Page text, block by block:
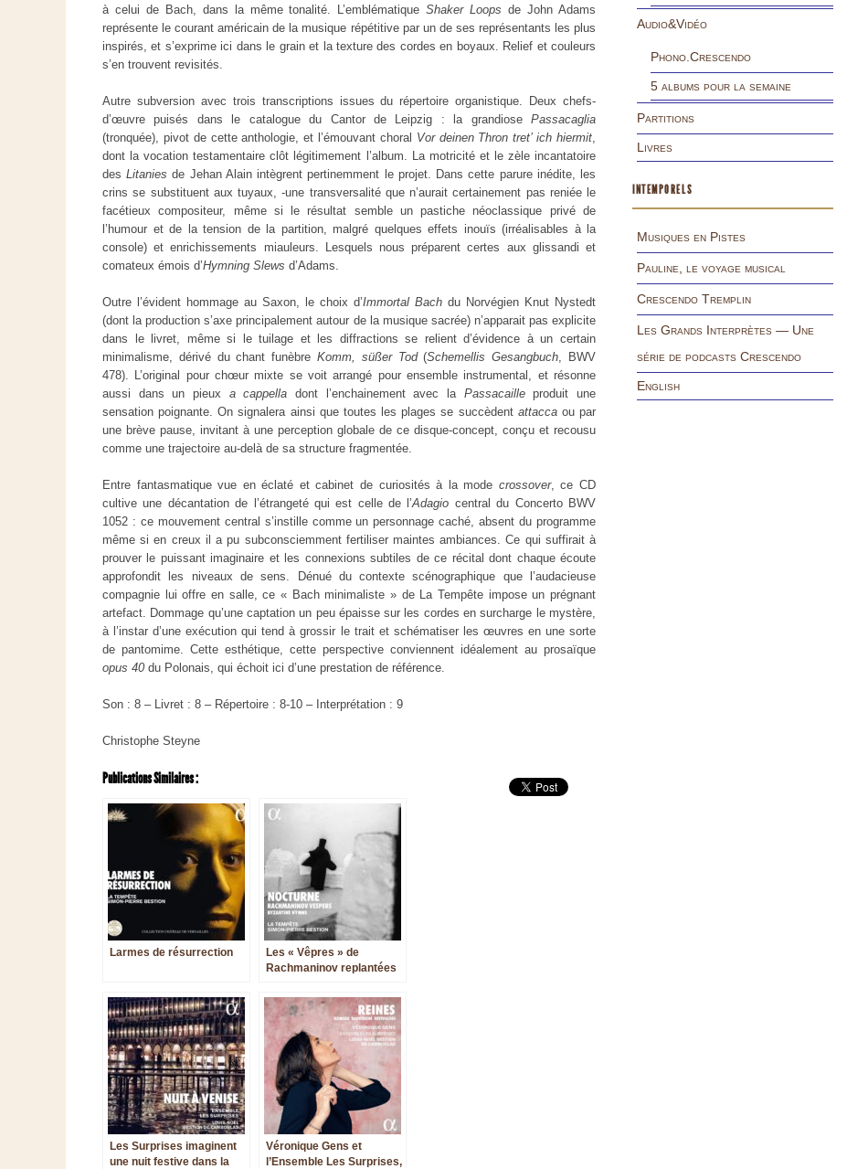
à celui de Bach, dans la même tonalité. L’emblématiqueShaker Loopsde John Adams
représente le courant américain de la musique répétitive par un de ses représentants les plus
inspirés, et s’exprime ici dans le grain et la texture des cordes en boyaux. Relief et couleurs
s’en trouvent revisités.
Autre subversion avec trois transcriptions issues du répertoire organistique. Deux chefs-
d’œuvre puisés dans le catalogue du Cantor de Leipzig : la grandiose Passacaglia
(tronquée), pivot de cette anthologie, et l’émouvant choral Vor deinen Thron tret’ ich hiermit,
dont la vocation testamentaire clôt légitimement l’album. La motricité et le zèle incantatoire
desLitanies de Jehan Alain intègrent pertinemment le projet. Dans cette parure inédite, les
crins se substituent aux tuyaux, -une transversalité que n’aurait certainement pas reniée le
facétieux compositeur, même si le résultat semble un pastiche néoclassique privé de
l’humour et de la tension de la partition, malgré quelques effets inouïs (irréalisables à la
console) et enrichissements miauleurs. Lesquels nous préparent certes aux glissandi et
comateux émois d’Hymning Slews d’Adams.
Outre l’évident hommage au Saxon, le choix d’Immortal Bach du Norvégien Knut Nystedt
(dont la production s’axe principalement autour de la musique sacrée) n’apparait pas explicite
dans le livret, même si le tuilage et les diffractions se relient d’évidence à un certain
minimalisme, dérivé du chant funèbre Komm, süßer Tod(Schemellis Gesangbuch, BWV
478). L’original pour chœur mixte se voit arrangé pour ensemble instrumental, et résonne
aussi dans un pieux a cappella dont l’enchainement avec la Passacailleproduit une
sensation poignante. On signalera ainsi que toutes les plages se succèdent attaccaou par
une brève pause, invitant à une perception globale de ce disque-concept, conçu et recousu
comme une trajectoire au-delà de sa structure fragmentée.
Entre fantasmatique vue en éclaté et cabinet de curiosités à la mode crossover, ce CD
cultive une décantation de l’étrangeté qui est celle de l’Adagio central du Concerto BWV
1052 : ce mouvement central s’instille comme un personnage caché, absent du programme
même si en creux il a pu subconsciemment fertiliser maintes ambiances. Ce qui suffirait à
prouver le puissant imaginaire et les connexions subtiles de ce récital dont chaque écoute
approfondit les niveaux de sens. Dénué du contexte scénographique que l’audacieuse
compagnie lui offre en salle, ce « Bach minimaliste » de La Tempête impose un prégnant
artefact. Dommage qu’une captation un peu épaisse sur les cordes en surcharge le mystère,
à l’instar d’une exécution qui tend à grossir le trait et schématiser les œuvres en une sorte
de pantomime. Cette esthétique, cette perspective conviennent idéalement au prosaïque
opus 40 du Polonais, qui échoit ici d’une prestation de référence.
Son : 8 – Livret : 8 – Répertoire : 8-10 – Interprétation : 9
Christophe Steyne
Publications Similaires :
Larmes de résurrection
Les « Vêpres » de
Rachmaninov replantées
byzantin ?
Les Surprises imaginent
une nuit festive dans la
Véronique Gens et
l’Ensemble Les Surprises,
Audio&Vidéo
Phono.Crescendo
5 albums pour la semaine
Partitions
Livres
INTEMPORELS
Musiques en Pistes
Pauline, le voyage musical
Crescendo Tremplin
Les Grands Interprètes — Une
série de podcasts Crescendo
English